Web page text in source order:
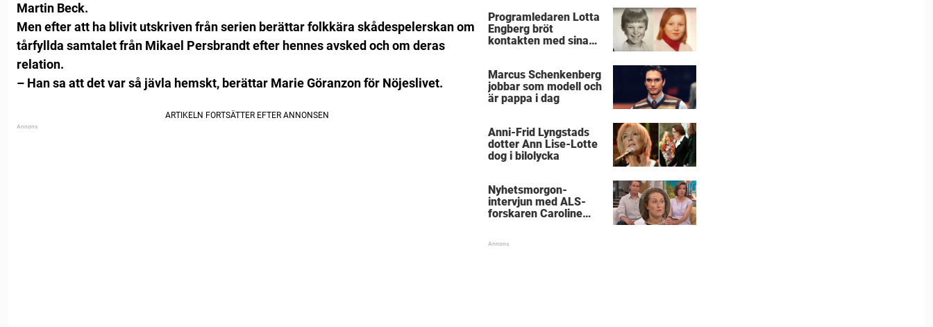
Martin Beck.
Men efter att ha blivit utskriven från serien berättar folkkära skådespelerskan om
tårfyllda samtalet från Mikael Persbrandt efter hennes avsked och om deras
relation.
– Han sa att det var så jävla hemskt, berättar Marie Göranzon för Nöjeslivet.
Programledaren Lotta
Engberg bröt
kontakten med sina
Marcus Schenkenberg
jobbar som modell och
är pappa i dag
Anni-Frid Lyngstads
dotter Ann Lise-Lotte
dog i bilolycka
Nyhetsmorgon-
intervjun med ALS-
forskaren Caroline